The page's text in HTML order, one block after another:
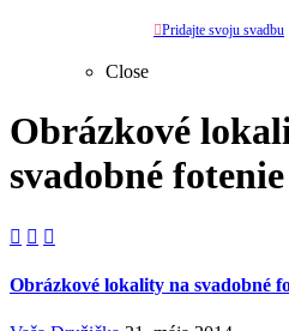
Pridajte svoju svadbu
Close
Obrázkové
svadobné
  
Obrázkové lokality na svadobné